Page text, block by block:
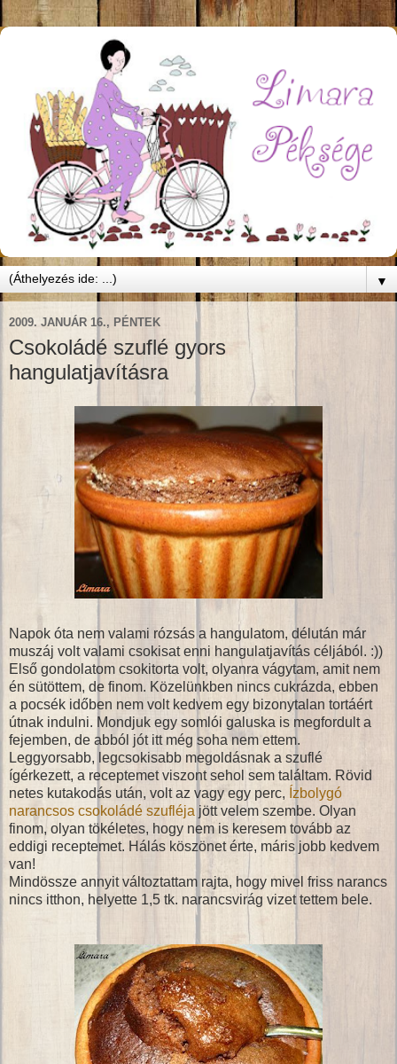
▼
2009. JANUÁR 16., PÉNTEK
Csokoládé szuflé gyors
hangulatjavításra
Napok óta nem valami rózsás a hangulatom, délután már
muszáj volt valami csokisat enni hangulatjavítás céljából. :))
Első gondolatom csokitorta volt, olyanra vágytam, amit nem
én sütöttem, de finom. Közelünkben nincs cukrázda, ebben
a pocsék időben nem volt kedvem egy bizonytalan tortáért
útnak indulni. Mondjuk egy somlói galuska is megfordult a
fejemben, de abból jót itt még soha nem ettem.
Leggyorsabb, legcsokisabb megoldásnak a szuflé
ígérkezett, a receptemet viszont sehol sem találtam. Rövid
netes kutakodás után, volt az vagy egy perc, Ízbolygó
narancsos csokoládé szufléja jött velem szembe. Olyan
finom, olyan tökéletes, hogy nem is keresem tovább az
eddigi receptemet. Hálás köszönet érte, máris jobb kedvem
van!
Mindössze annyit változtattam rajta, hogy mivel friss narancs
nincs itthon, helyette 1,5 tk. narancsvirág vizet tettem bele.